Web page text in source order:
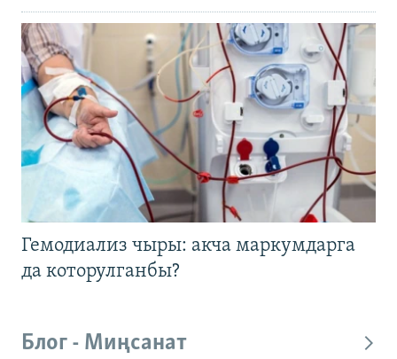
Гемодиализ чыры: акча маркумдарга
да которулганбы?
Блог - Миңсанат